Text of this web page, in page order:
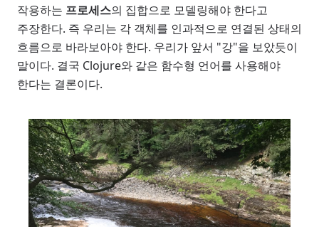
작용하는 프로세스의 집합으로 모델링해야 한다고
주장한다. 즉 우리는 각 객체를 인과적으로 연결된 상태의
흐름으로 바라보아야 한다. 우리가 앞서 "강"을 보았듯이
말이다. 결국 Clojure와 같은 함수형 언어를 사용해야
한다는 결론이다.